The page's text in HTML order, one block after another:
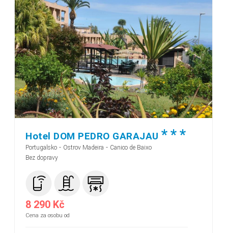
Hotel DOM PEDRO GARAJAU ***
Portugalsko - Ostrov Madeira - Canico de Baixo
Bez dopravy
8 290 Kč
Cena za osobu od